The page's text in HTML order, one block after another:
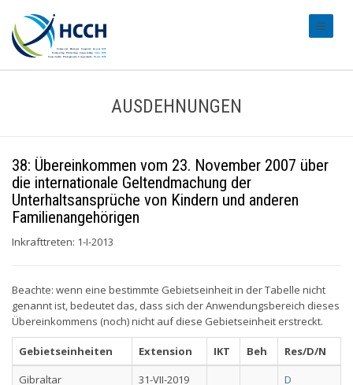
AUSDEHNUNGEN
38: Übereinkommen vom 23. November 2007 über
die internationale Geltendmachung der
Unterhaltsansprüche von Kindern und anderen
Familienangehörigen
Inkrafttreten: 1-I-2013
Beachte: wenn eine bestimmte Gebietseinheit in der Tabelle nicht
genannt ist, bedeutet das, dass sich der Anwendungsbereich dieses
Übereinkommens (noch) nicht auf diese Gebietseinheit erstreckt.
Gebietseinheiten Extension IKT Beh
Res/D/N
Gibraltar
31-VII-2019 D